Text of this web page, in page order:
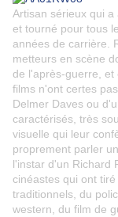
Artisan sérieux qui
et tourné pour tous
années de carrière.
metteurs en scène
de l'après-guerre, et
films n'ont certes
Delmer Daves ou
caractérisés, très
visuelle qui leur
proprement parler
l'instar d'un Richard
cinéastes qui ont
traditionnels, du
western, du film de